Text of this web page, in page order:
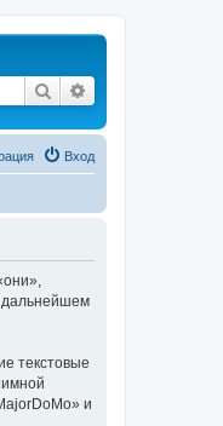
Поиск
Вход
дальнейшем
текстовые
и